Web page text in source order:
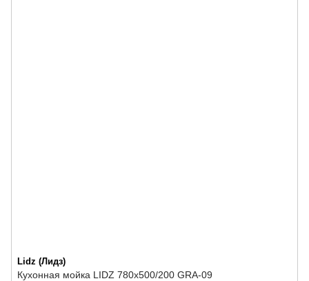
Lidz (Лидз)
Кухонная мойка LIDZ 780x500/200 GRA-09